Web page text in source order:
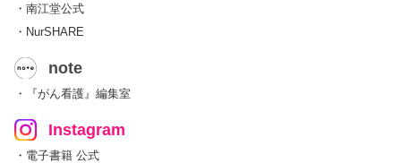
・南江堂公式
・NurSHARE
note
・『がん看護』編集室
Instagram
・電子書籍 公式